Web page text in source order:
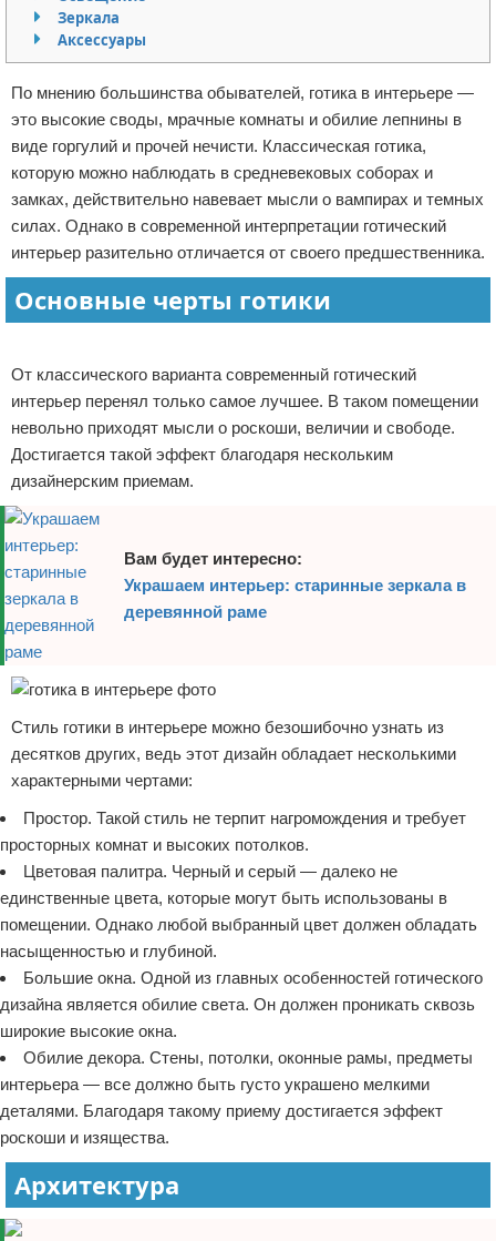
Домашний быт
Сантехника
Безопасность
Стройматериалы
Разное
Отказ от ответственности
Зеркала
Аксессуары
По мнению большинства обывателей, готика в интерьере —
это высокие своды, мрачные комнаты и обилие лепнины в
виде горгулий и прочей нечисти. Классическая готика,
которую можно наблюдать в средневековых соборах и
замках, действительно навевает мысли о вампирах и темных
силах. Однако в современной интерпретации готический
интерьер разительно отличается от своего предшественника.
Основные черты готики
От классического варианта современный готический
интерьер перенял только самое лучшее. В таком помещении
невольно приходят мысли о роскоши, величии и свободе.
Достигается такой эффект благодаря нескольким
дизайнерским приемам.
Вам будет интересно:
Украшаем интерьер: старинные зеркала в
деревянной раме
Стиль готики в интерьере можно безошибочно узнать из
десятков других, ведь этот дизайн обладает несколькими
характерными чертами:
Простор. Такой стиль не терпит нагромождения и требует
просторных комнат и высоких потолков.
Цветовая палитра. Черный и серый — далеко не
единственные цвета, которые могут быть использованы в
помещении. Однако любой выбранный цвет должен обладать
насыщенностью и глубиной.
Большие окна. Одной из главных особенностей готического
дизайна является обилие света. Он должен проникать сквозь
широкие высокие окна.
Обилие декора. Стены, потолки, оконные рамы, предметы
интерьера — все должно быть густо украшено мелкими
деталями. Благодаря такому приему достигается эффект
роскоши и изящества.
Архитектура